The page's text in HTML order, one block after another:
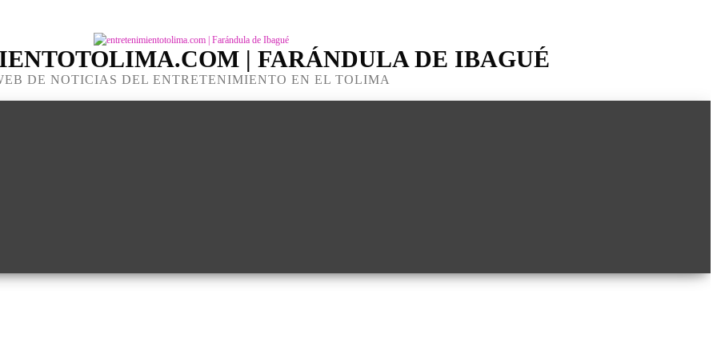
| FARÁNDULA DE IBAGUÉ
DE NOTICIAS DEL ENTRETENIMIENTO EN EL TOLIMA